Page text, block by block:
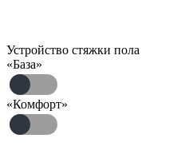
Устройство стяжки пола
«База»
«Комфорт»